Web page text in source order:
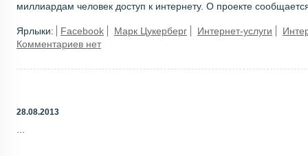
миллиардам человек доступ к интернету. О проекте
Ярлыки: Facebook Марк Цукерберг Интернет-услуги
Комментариев нет
28.08.2013